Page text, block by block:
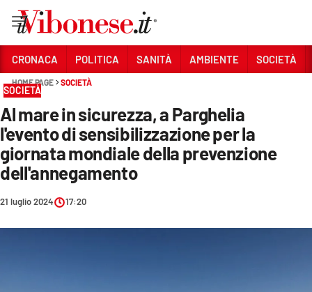
Sezioni
CRONACA
POLITICA
SANITÀ
AMBIENTE
SOCIETÀ
CRONACA POLITICA SANITÀ AMBIENTE SOCIETÀ
HOME PAGE SOCIETÀ
SOCIETÀ
Al mare in sicurezza, a Parghelia
l'evento di sensibilizzazione per la
giornata mondiale della prevenzione
dell'annegamento
21 luglio 2024 17:20